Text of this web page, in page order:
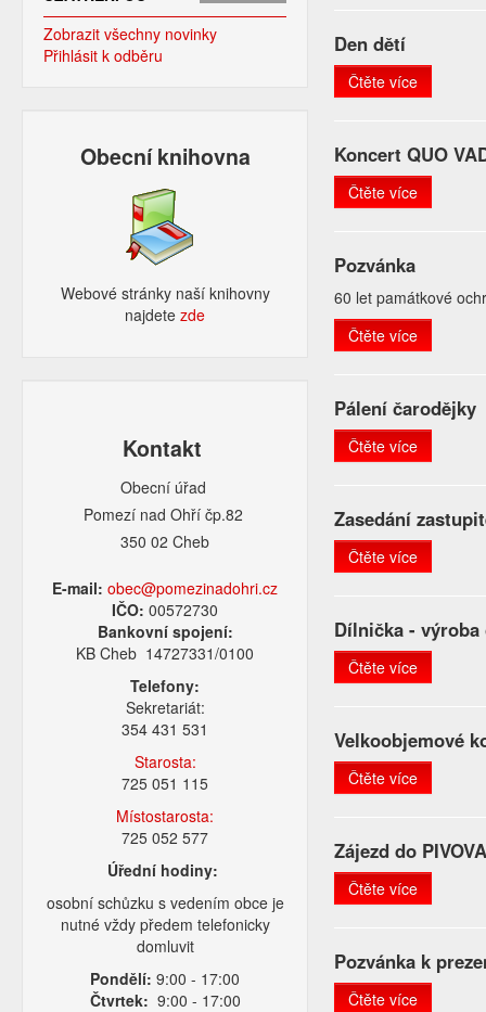
Zobrazit všechny novinky
Přihlásit k odběru
Obecní knihovna
Webové stránky naší knihovny
najdetezde​
Kontakt
Obecní úřad
Pomezí nad Ohří čp.82
350 02 Cheb
E-mail: obec@pomezinadohri.cz
IČO:00572730
Bankovní spojení:
KB Cheb 14727331/0100
Telefony:
Sekretariát:
354 431 531
Starosta:
725 051 115
Místostarosta:
725 052 577
Úřední hodiny:
osobní schůzku s vedením obce je
nutné vždy předem telefonicky
domluvit
Pondělí: 9:00 - 17:00
Čtvrtek: 9:00 - 17:00
Den dětí
Čtěte více
Koncert QUO
Čtěte více
Pozvánka
60 let památkové
Čtěte více
Pálení čarodějky
Čtěte více
Zasedání
Čtěte více
Dílnička -
Čtěte více
Velkoobjemové
Čtěte více
Zájezd do
Čtěte více
Pozvánka k
Čtěte více